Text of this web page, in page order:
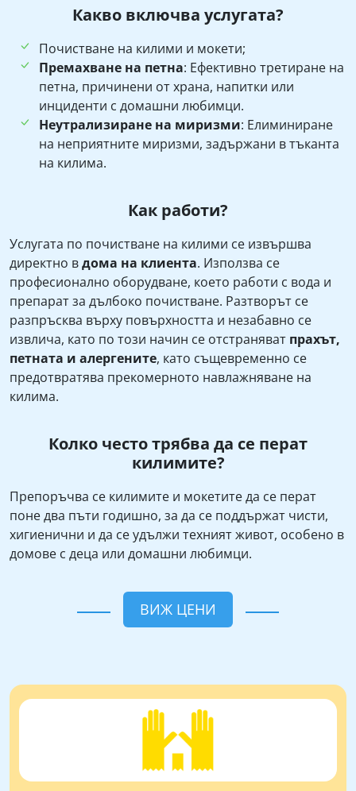
Какво включва услугата?
Почистване на килими и мокети;
Премахване на петна: Ефективно третиране на
петна, причинени от храна, напитки или
инциденти с домашни любимци.
Неутрализиране на миризми: Елиминиране
на неприятните миризми, задържани в тъканта
на килима.
Как работи?
Услугата по почистване на килими се извършва
директно вдома на клиента. Използва се
професионално оборудване, което работи с вода и
препарат за дълбоко почистване. Разтворът се
разпръсква върху повърхността и незабавно се
извлича, като по този начин се отстраняват прахът,
петната и алергените, като същевременно се
предотвратява прекомерното навлажняване на
килима.
Колко често трябва да се перат
килимите?
Препоръчва се килимите и мокетите да се перат
поне два пъти годишно, за да се поддържат чисти,
хигиенични и да се удължи техният живот, особено в
домове с деца или домашни любимци.
ВИЖ ЦЕНИ